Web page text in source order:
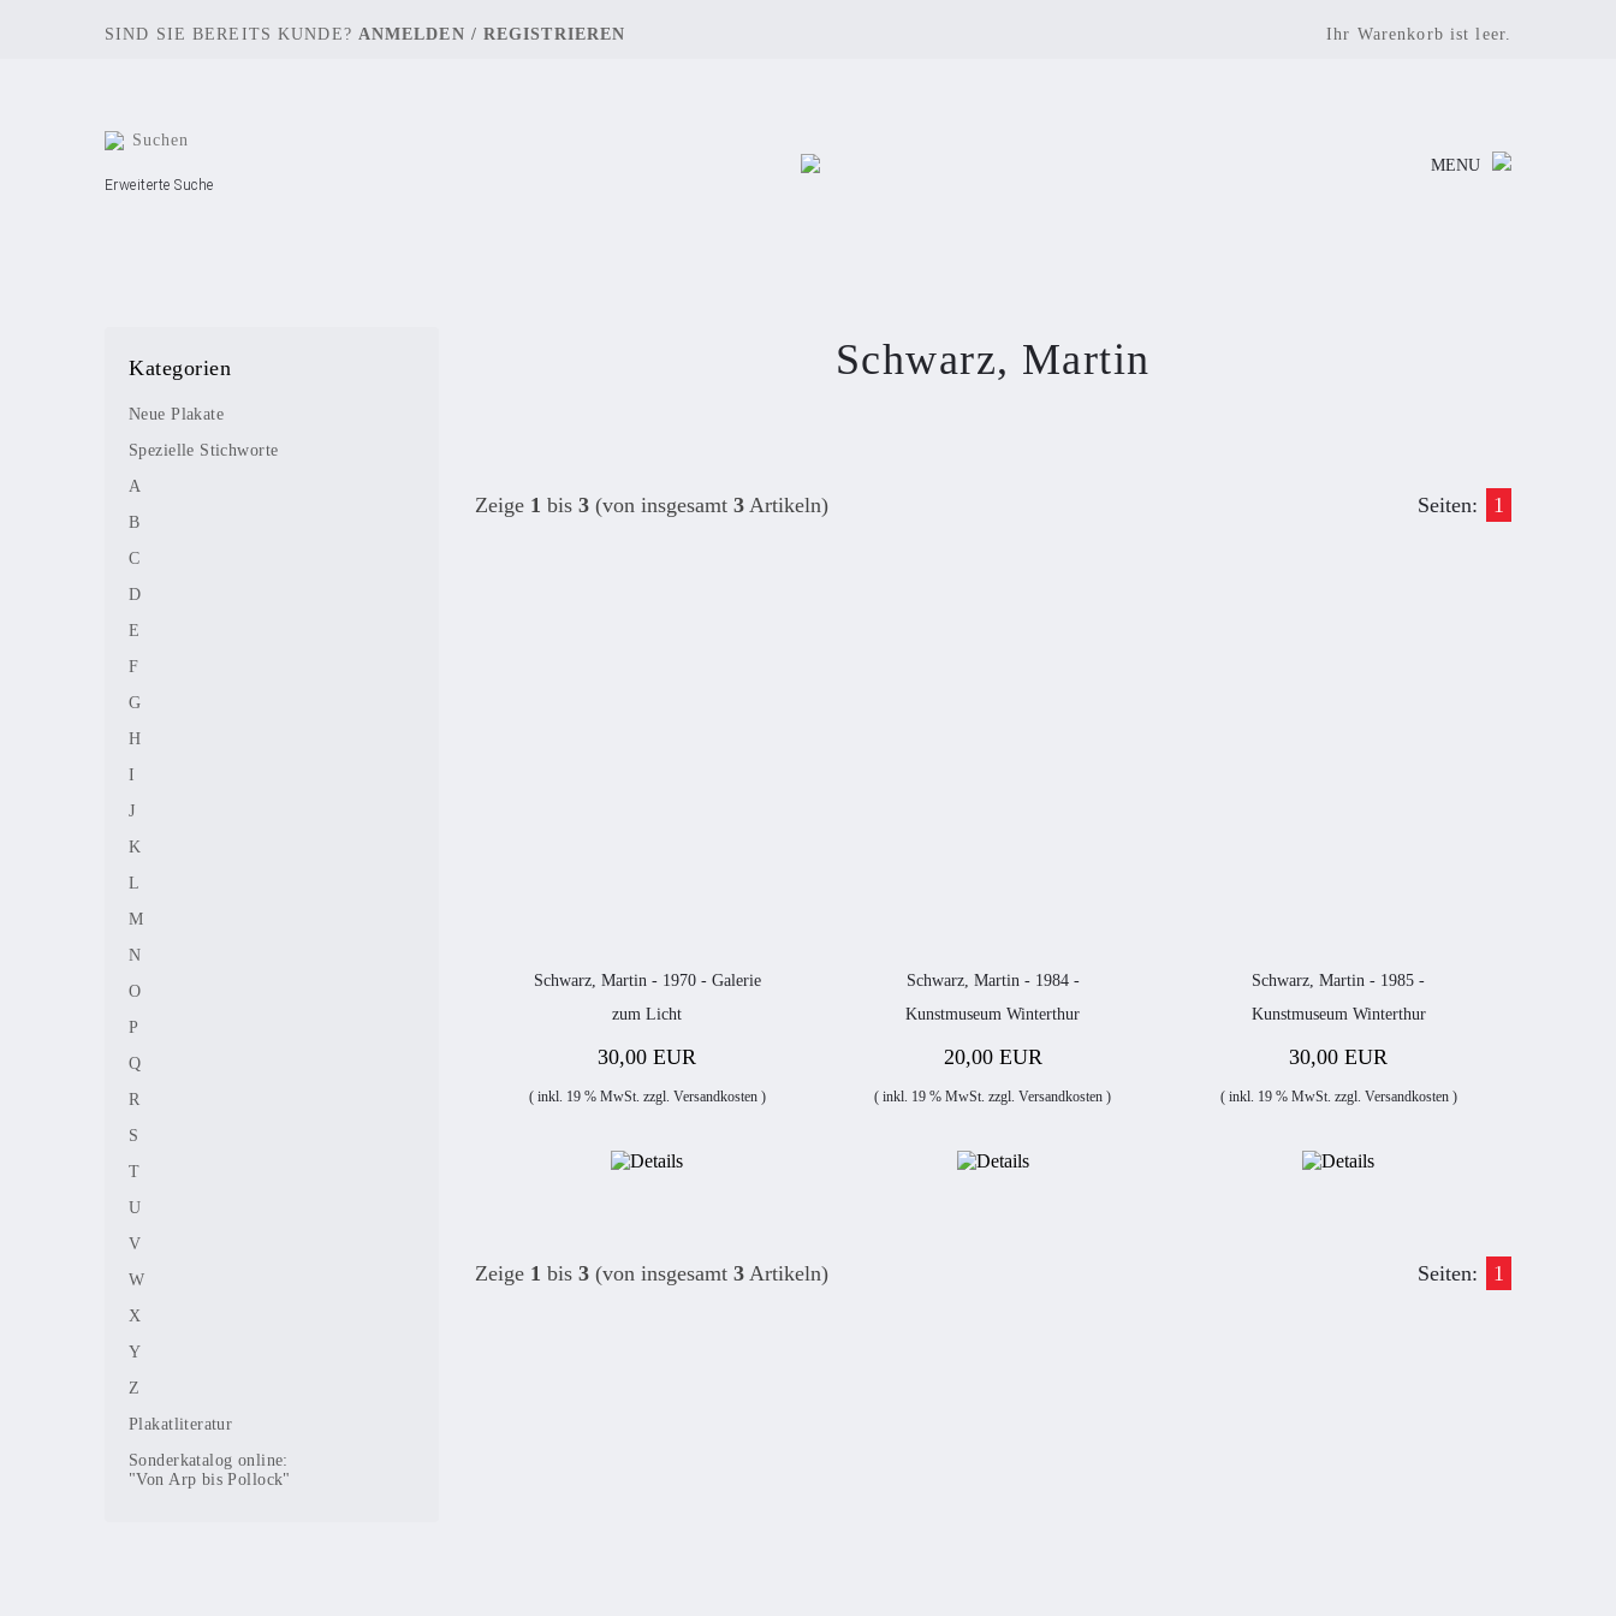
SIND SIE BEREITS KUNDE? ANMELDEN / REGISTRIEREN Ihr Warenkorb ist leer.
Erweiterte Suche
MENU
Kategorien
Neue Plakate
Spezielle Stichworte
A
B
C
D
E
F
G
H
I
J
K
L
M
N
O
P
Q
R
S
T
U
V
W
X
Y
Z
Plakatliteratur
Sonderkatalog online:
"Von Arp bis Pollock"
Schwarz, Martin
Zeige 1 bis 3(von insgesamt 3Artikeln) Seiten: 1
Schwarz, Martin - 1970 - Galerie
zum Licht
30,00 EUR
( inkl. 19 % MwSt. zzgl. Versandkosten)
Schwarz, Martin - 1984 -
Kunstmuseum Winterthur
20,00 EUR
( inkl. 19 % MwSt. zzgl.Versandkosten )
Schwarz, Martin - 1985 -
Kunstmuseum Winterthur
30,00 EUR
( inkl. 19 % MwSt. zzgl. Versandkosten)
Zeige 1 bis 3(von insgesamt 3Artikeln) Seiten: 1